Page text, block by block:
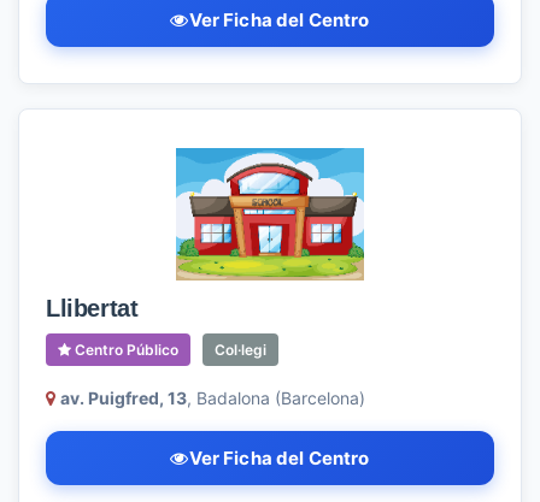
Ver Ficha del Centro
Llibertat
Centro Público Col·legi
av. Puigfred, 13, Badalona (Barcelona)
Ver Ficha del Centro